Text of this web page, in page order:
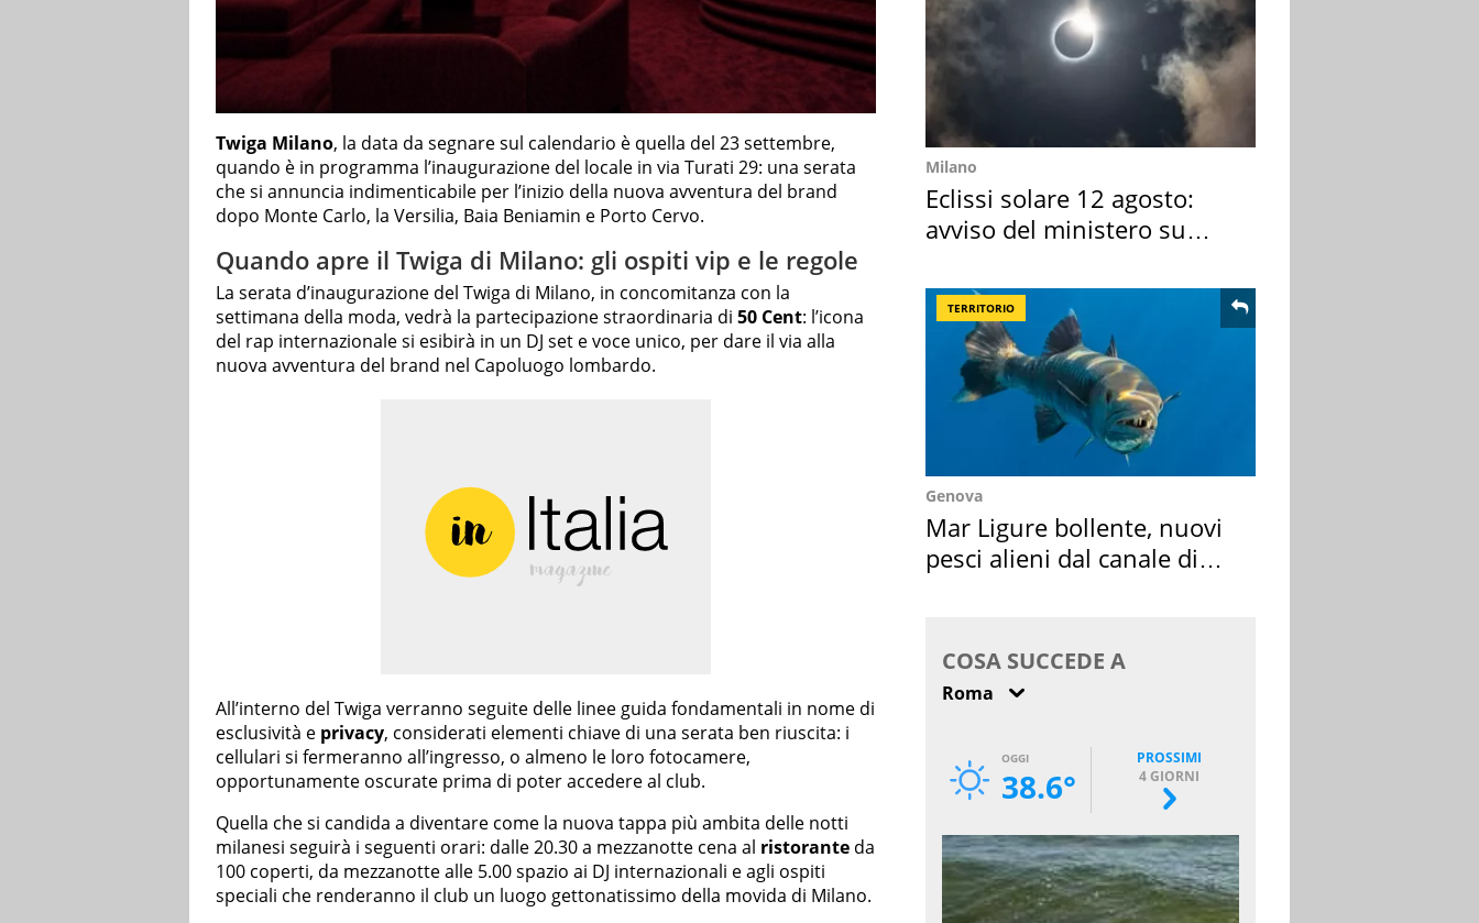
Twiga Milano, la data da segnare sul calendario è quella del 23 settembre,
quando è in programma l’inaugurazione del locale in via Turati 29: una serata
che si annuncia indimenticabile per l’inizio della nuova avventura del brand
dopo Monte Carlo, la Versilia, Baia Beniamin e Porto Cervo.
Quando apre il Twiga di Milano: gli ospiti vip e le regole
La serata d’inaugurazione del Twiga di Milano, in concomitanza con la
settimana della moda, vedrà la partecipazione straordinaria di 50 Cent: l’icona
del rap internazionale si esibirà in un DJ set e voce unico, per dare il via alla
nuova avventura del brand nel Capoluogo lombardo.
All’interno del Twiga verranno seguite delle linee guida fondamentali in nome di
esclusività e privacy, considerati elementi chiave di una serata ben riuscita: i
cellulari si fermeranno all’ingresso, o almeno le loro fotocamere,
opportunamente oscurate prima di poter accedere al club.
Quella che si candida a diventare come la nuova tappa più ambita delle notti
milanesi seguirà i seguenti orari: dalle 20.30 a mezzanotte cena al ristorante da
100 coperti, da mezzanotte alle 5.00 spazio ai DJ internazionali e agli ospiti
speciali che renderanno il club un luogo gettonatissimo della movida di Milano.
Milano
Eclissi solare 12 agosto:
avviso del ministero su
TERRITORIO
Genova
Mar Ligure bollente, nuovi
pesci alieni dal canale di